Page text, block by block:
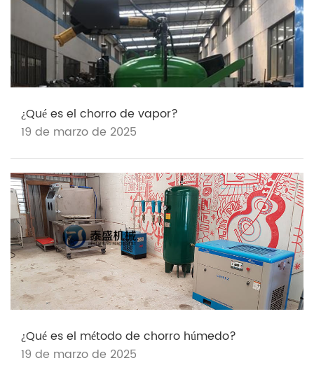
¿Qué es el chorro de vapor?
19 de marzo de 2025
¿Qué es el método de chorro húmedo?
19 de marzo de 2025